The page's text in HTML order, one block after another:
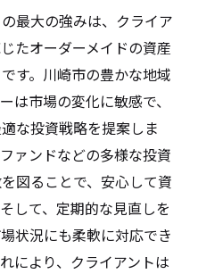
最大の強みは、クライア
たオーダーメイドの資産
す。川崎市の豊かな地域
は市場の変化に敏感で、
な投資戦略を提案しま
ァンドなどの多様な投資
図ることで、安心して資
して、定期的な見直しを
状況にも柔軟に対応でき
により、クライアントは